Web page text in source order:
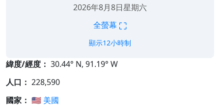
2026年8月8日星期六
全螢幕 ⛶
顯示12小時制
緯度/經度： 30.44° N, 91.19° W
人口： 228,590
國家： 🇺🇸 美國